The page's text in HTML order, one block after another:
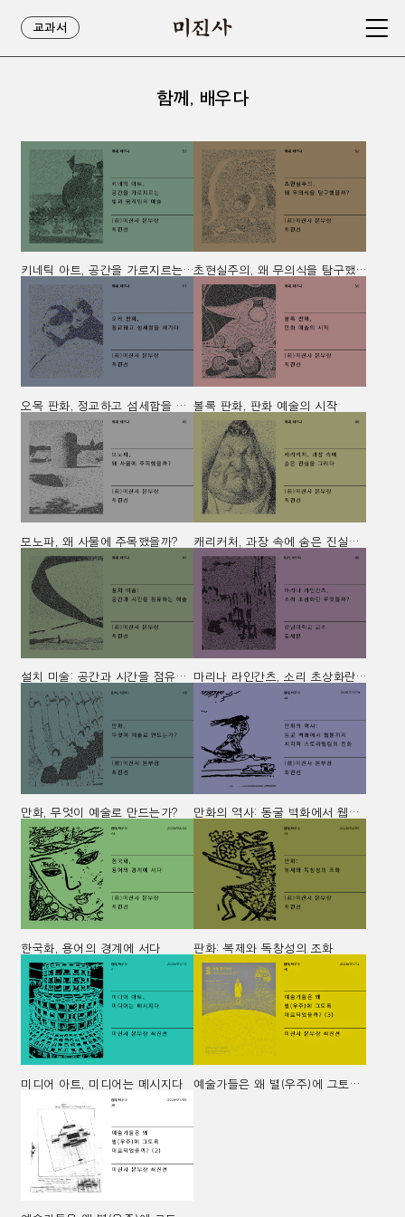
교과서
함께, 배우다
키네틱 아트, 공간을 가로지르는 빛과 움직임의 예술 초현실주의, 왜 무의식을 탐구했을까?
오목 판화, 정교하고 섬세함을 새기다 볼록 판화, 판화 예술의 시작
모노파, 왜 사물에 주목했을까? 캐리커처, 과장 속에 숨은 진실을 그리다
설치 미술: 공간과 시간을 점유하는 예술 마리나 라인간츠, 소리 초상화란 무엇일까?
만화, 무엇이 예술로 만드는가? 만화의 역사: 동굴 벽화에서 웹툰까지 시각적 스토리텔링의 진화
한국화, 용어의 경계에 서다 판화: 복제와 독창성의 조화
미디어 아트, 미디어는 메시지다 예술가들은 왜 별(우주)에 그토록 매료되었을까? (3)